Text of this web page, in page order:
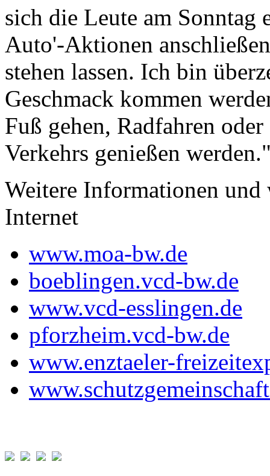
sich die Leute am
Auto'-Aktionen
stehen lassen. Ich bin
Geschmack kommen
Fuß gehen, Radfahren
Verkehrs genießen
Weitere Informationen und
Internet
www.moa-bw.de
boeblingen.vcd-bw.de
www.vcd-esslingen.de
pforzheim.vcd-bw.de
www.enztaeler-